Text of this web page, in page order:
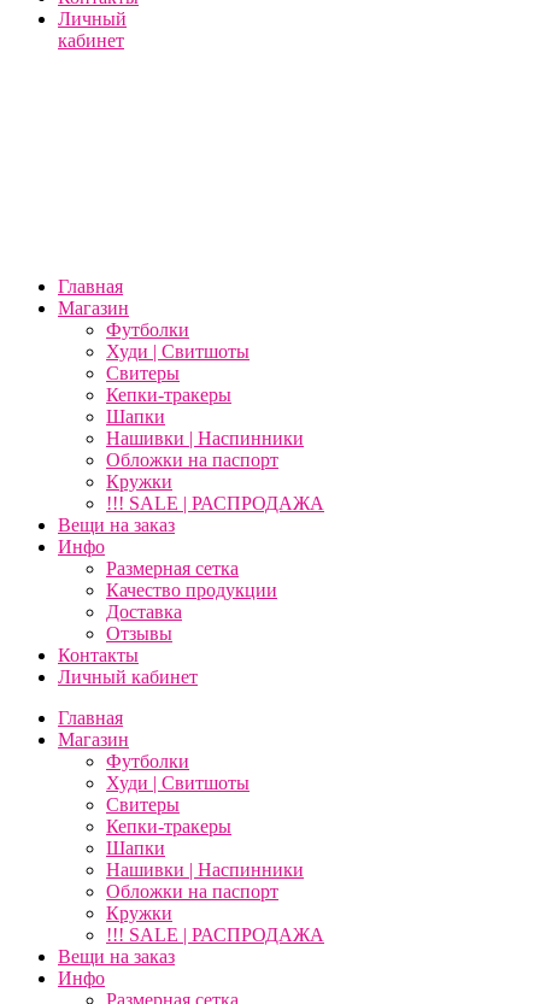
Личный
кабинет
Главная
Магазин
Футболки
Худи | Свитшоты
Свитеры
Кепки-тракеры
Шапки
Нашивки | Наспинники
Обложки на паспорт
Кружки
!!! SALE | РАСПРОДАЖА
Вещи на заказ
Инфо
Размерная сетка
Качество продукции
Доставка
Отзывы
Контакты
Личный кабинет
Главная
Магазин
Футболки
Худи | Свитшоты
Свитеры
Кепки-тракеры
Шапки
Нашивки | Наспинники
Обложки на паспорт
Кружки
!!! SALE | РАСПРОДАЖА
Вещи на заказ
Инфо
Размерная сетка